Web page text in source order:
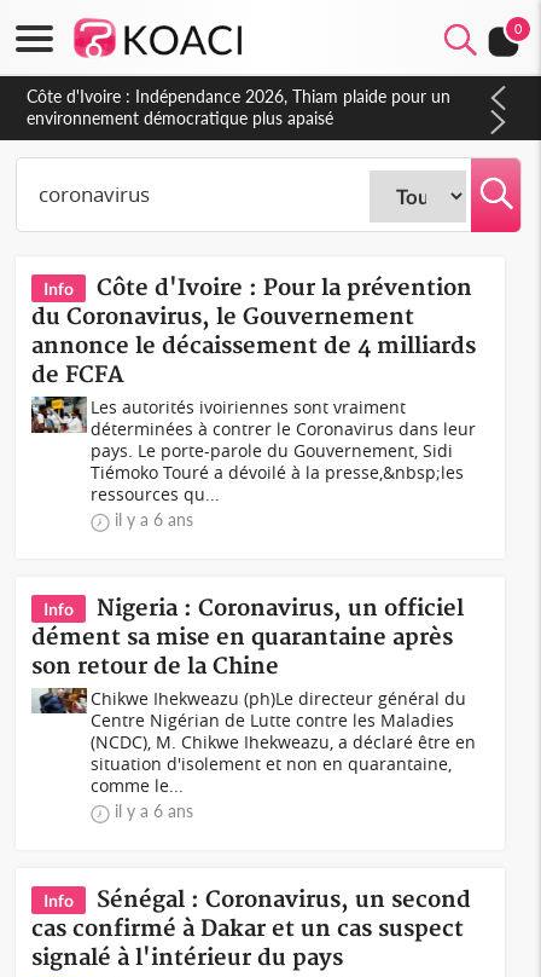
0
Côte d'Ivoire : Indépendance 2026, Thiam plaide pour un
environnement démocratique plus apaisé
Info
Côte d'Ivoire : Pour la prévention
du Coronavirus, le Gouvernement
annonce le décaissement de 4 milliards
de FCFA
Les autorités ivoiriennes sont vraiment
déterminées à contrer le Coronavirus dans leur
pays. Le porte-parole du Gouvernement, Sidi
Tiémoko Touré a dévoilé à la presse,&nbsp;les
ressources qu...
il y a 6 ans
Info
Nigeria : Coronavirus, un officiel
dément sa mise en quarantaine après
son retour de la Chine
Chikwe Ihekweazu (ph)Le directeur général du
Centre Nigérian de Lutte contre les Maladies
(NCDC), M. Chikwe Ihekweazu, a déclaré être en
situation d'isolement et non en quarantaine,
comme le...
il y a 6 ans
Info
Sénégal : Coronavirus, un second
cas confirmé à Dakar et un cas suspect
signalé à l'intérieur du pays